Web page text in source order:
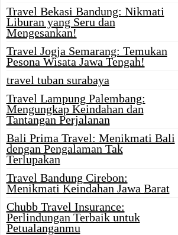
Travel Bekasi Bandung: Nikmati
Liburan yang Seru dan
Mengesankan!
Travel Jogja Semarang: Temukan
Pesona Wisata Jawa Tengah!
travel tuban surabaya
Travel Lampung Palembang:
Mengungkap Keindahan dan
Tantangan Perjalanan
Bali Prima Travel: Menikmati Bali
dengan Pengalaman Tak
Terlupakan
Travel Bandung Cirebon:
Menikmati Keindahan Jawa Barat
Chubb Travel Insurance:
Perlindungan Terbaik untuk
Petualanganmu